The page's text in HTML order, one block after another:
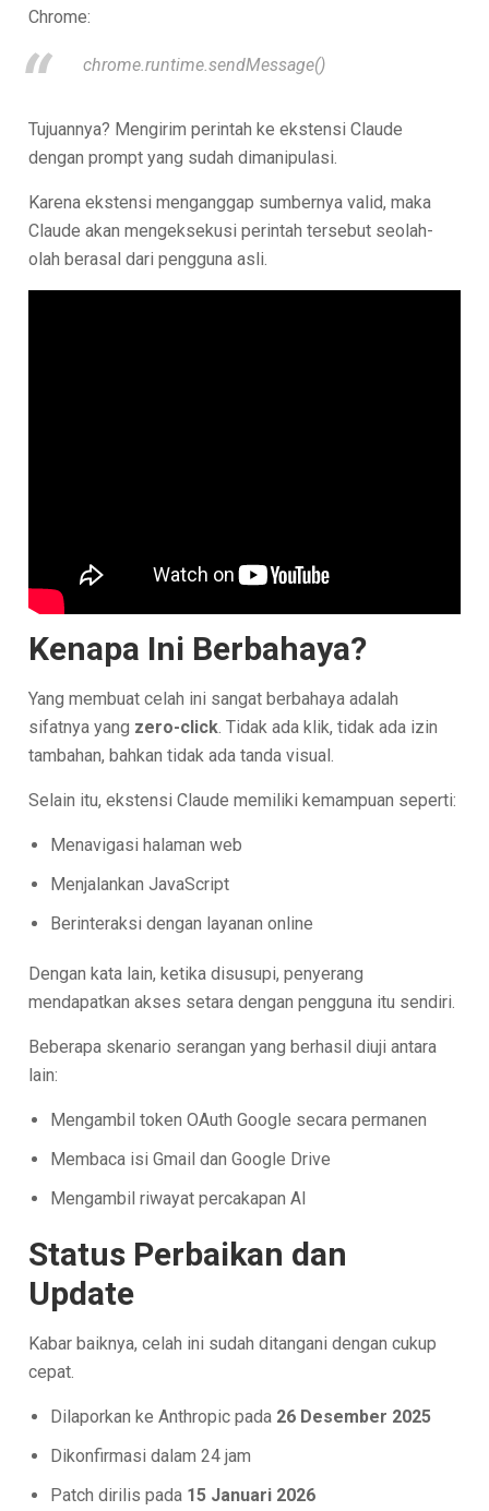
Chrome:
chrome.runtime.sendMessage()
Tujuannya? Mengirim perintah ke ekstensi Claude
dengan prompt yang sudah dimanipulasi.
Karena ekstensi menganggap sumbernya valid, maka
Claude akan mengeksekusi perintah tersebut seolah-
olah berasal dari pengguna asli.
Kenapa Ini Berbahaya?
Yang membuat celah ini sangat berbahaya adalah
sifatnya yang zero-click. Tidak ada klik, tidak ada izin
tambahan, bahkan tidak ada tanda visual.
Selain itu, ekstensi Claude memiliki kemampuan seperti:
Menavigasi halaman web
Menjalankan JavaScript
Berinteraksi dengan layanan online
Dengan kata lain, ketika disusupi, penyerang
mendapatkan akses setara dengan pengguna itu sendiri.
Beberapa skenario serangan yang berhasil diuji antara
lain:
Mengambil token OAuth Google secara permanen
Membaca isi Gmail dan Google Drive
Mengambil riwayat percakapan AI
Status Perbaikan dan
Update
Kabar baiknya, celah ini sudah ditangani dengan cukup
cepat.
Dilaporkan ke Anthropic pada 26 Desember 2025
Dikonfirmasi dalam 24 jam
Patch dirilis pada 15 Januari 2026